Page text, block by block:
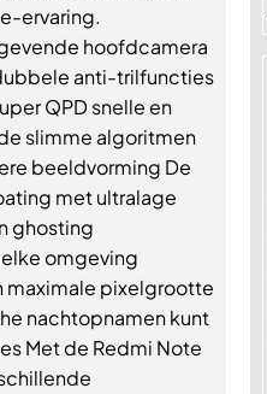
ervaring.
hoofdcamera
anti-trilfuncties
QPD snelle en
slimme algoritmen
beeldvorming De
met ultralage
ghosting
omgeving
maximale pixelgrootte
nachtopnamen kunt
Met de Redmi Note